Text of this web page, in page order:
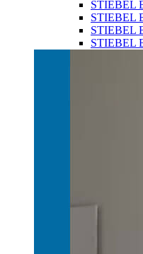
STIEBEL
STIEBEL
STIEBEL
STIEBEL